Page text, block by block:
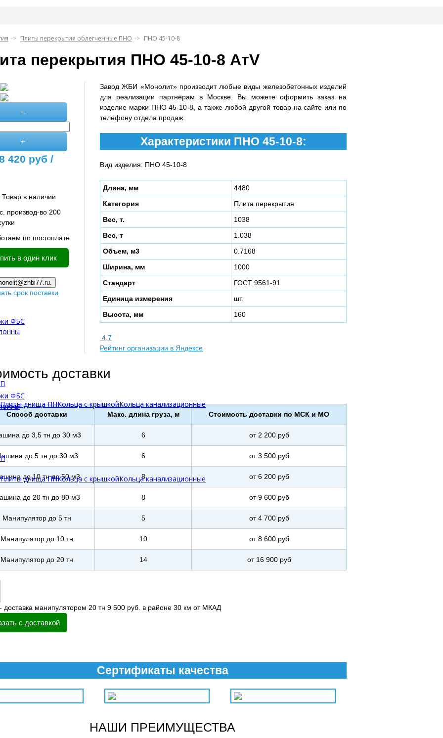
ФБС
Плиты днища ПНКольца с крышкойКольца канализационные
ФБС
Плиты днища ПНКольца с крышкойКольца канализационные
Плиты перекрытия облегченные ПНО ПНО 45-10-8
перекрытия ПНО 45-10-8 АтV
−
+
420 руб /
Товар в наличии
производ-во 200
по постоплате
в один клик
срок поставки
Завод ЖБИ «Монолит» производит любые виды железобетонных изделий
для реализации партнёрам в Москве. Вы можете оформить заказ на
изделие марки ПНО 45-10-8, а также любой другой товар на сайте или по
телефону отдела продаж.
Характеристики ПНО 45-10-8:
Вид изделия: ПНО 45-10-8
Длина, мм
4480
Категория
Плита перекрытия
Вес, т.
1038
Вес, т
1.038
Объем, м3
0.7168
Ширина, мм
1000
Стандарт
ГОСТ 9561-91
Единица измерения
шт.
Высота, мм
160
4,7
Рейтинг организации в Яндексе
доставки
Способ доставки Макс. длина груза, м Стоимость доставки по МСК и МО
до 3,5 тн до 30 м3 6 от 2 200 руб
до 5 тн до 30 м3 6 от 3 500 руб
до 10 тн до 50 м3 8 от 6 200 руб
до 20 тн до 80 м3 8 от 9 600 руб
Манипулятор до 5 тн 5 от 4 700 руб
Манипулятор до 10 тн 10 от 8 600 руб
Манипулятор до 20 тн 14 от 16 900 руб
доставка манипулятором 20 тн 9 500 руб. в районе 30 км от МКАД
с доставкой
Сертификаты качества
НАШИ ПРЕИМУЩЕСТВА